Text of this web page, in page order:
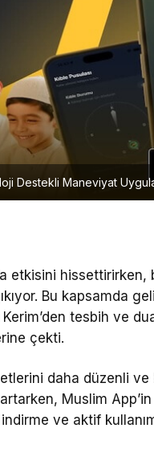
Destekli Maneviyat
etkisini hissettirirken,
Bu kapsamda
tesbih ve
çekti.
daha düzenli
artarken, Muslim
ve aktif